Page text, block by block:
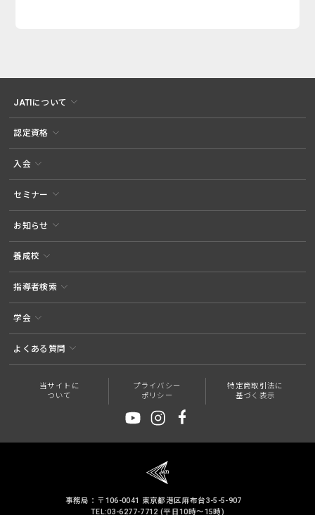
JATIについて
認定資格
入会
セミナー
お知らせ
養成校
指導者検索
学会
よくある質問
当サイトに
ついて
プライバシー
ポリシー
特定商取引法に
基づく表示
事務局：〒106-0041 東京都港区麻布台3-5-5-907
TEL:03-6277-7712 (平日10時～15時)